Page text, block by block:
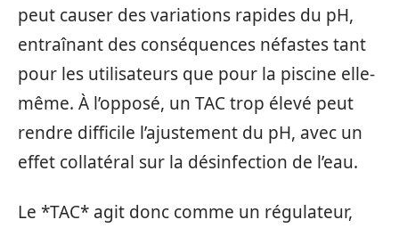
peut causer des variations rapides du pH,
entraînant des conséquences néfastes tant
pour les utilisateurs que pour la piscine elle-
même. À l’opposé, un TAC trop élevé peut
rendre difficile l’ajustement du pH, avec un
effet collatéral sur la désinfection de l’eau.
Le *TAC* agit donc comme un régulateur,